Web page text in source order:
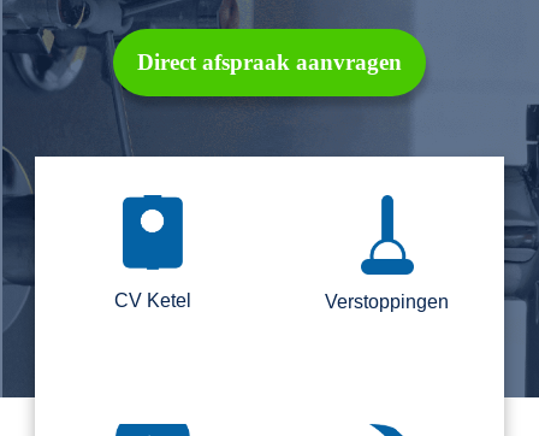
Direct afspraak aanvragen
CV Ketel Verstoppingen
Regel nu direct een loodgieter.